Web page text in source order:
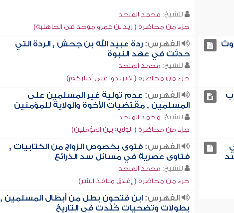
للشيخ: محمد المنجد
جزء من محاضرة ( زيد بن عمرو موحد في الجاهلية)
الفهرس: ردة عبيد الله بن جحش , الردة التي
حدثت في عهد النبوة
للشيخ: محمد المنجد
جزء من محاضرة ( لا ترتدوا على أدباركم)
الفهرس: عدم تولية غير المسلمين على
المسلمين , مقتضيات الأخوة والولاية للمؤمنين
للشيخ: محمد المنجد
جزء من محاضرة ( الولاية بين المؤمنين)
الفهرس: فتوى بخصوص الزواج من الكتابيات ,
فتاوى عصرية في مسائل سد الذرائع
للشيخ: محمد المنجد
جزء من محاضرة ( إغلاق منافذ الشر)
الفهرس: ابن فتحون بطل من أبطال المسلمين ,
بطولات وتضحيات خُلِّدت في التاريخ